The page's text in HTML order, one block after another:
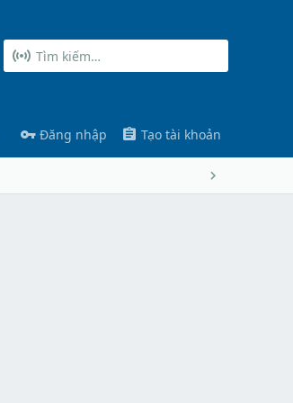
Đăng nhập Tạo tài khoản